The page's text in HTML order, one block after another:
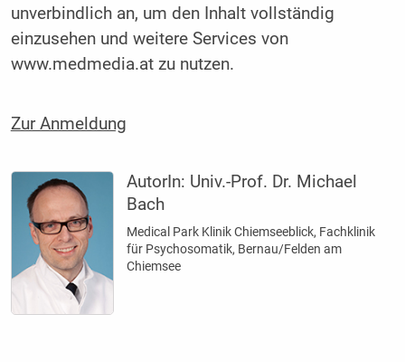
unverbindlich an, um den Inhalt vollständig
einzusehen und weitere Services von
www.medmedia.at zu nutzen.
Zur Anmeldung
AutorIn: Univ.-Prof. Dr. Michael
Bach
Medical Park Klinik Chiemseeblick, Fachklinik
für Psychosomatik, Bernau/Felden am
Chiemsee